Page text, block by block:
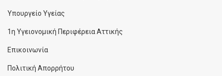
Υπουργείο Υγείας
1η Υγειονομική Περιφέρεια Αττικής
Επικοινωνία
Πολιτική Απορρήτου